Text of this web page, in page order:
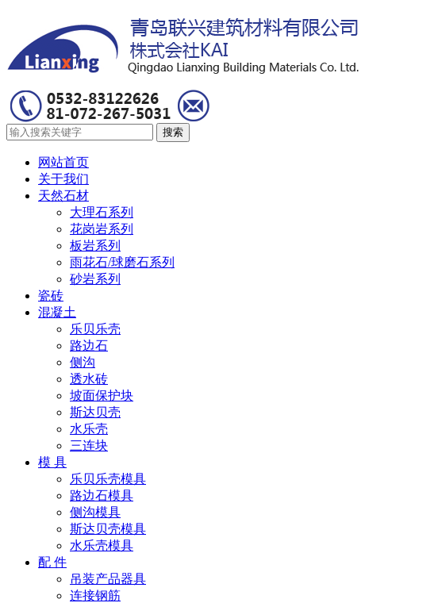
网站首页
关于我们
天然石材
大理石系列
花岗岩系列
板岩系列
雨花石/球磨石系列
砂岩系列
瓷砖
混凝土
乐贝乐壳
路边石
侧沟
透水砖
坡面保护块
斯达贝壳
水乐壳
三连块
模 具
乐贝乐壳模具
路边石模具
侧沟模具
斯达贝壳模具
水乐壳模具
配 件
吊装产品器具
连接钢筋